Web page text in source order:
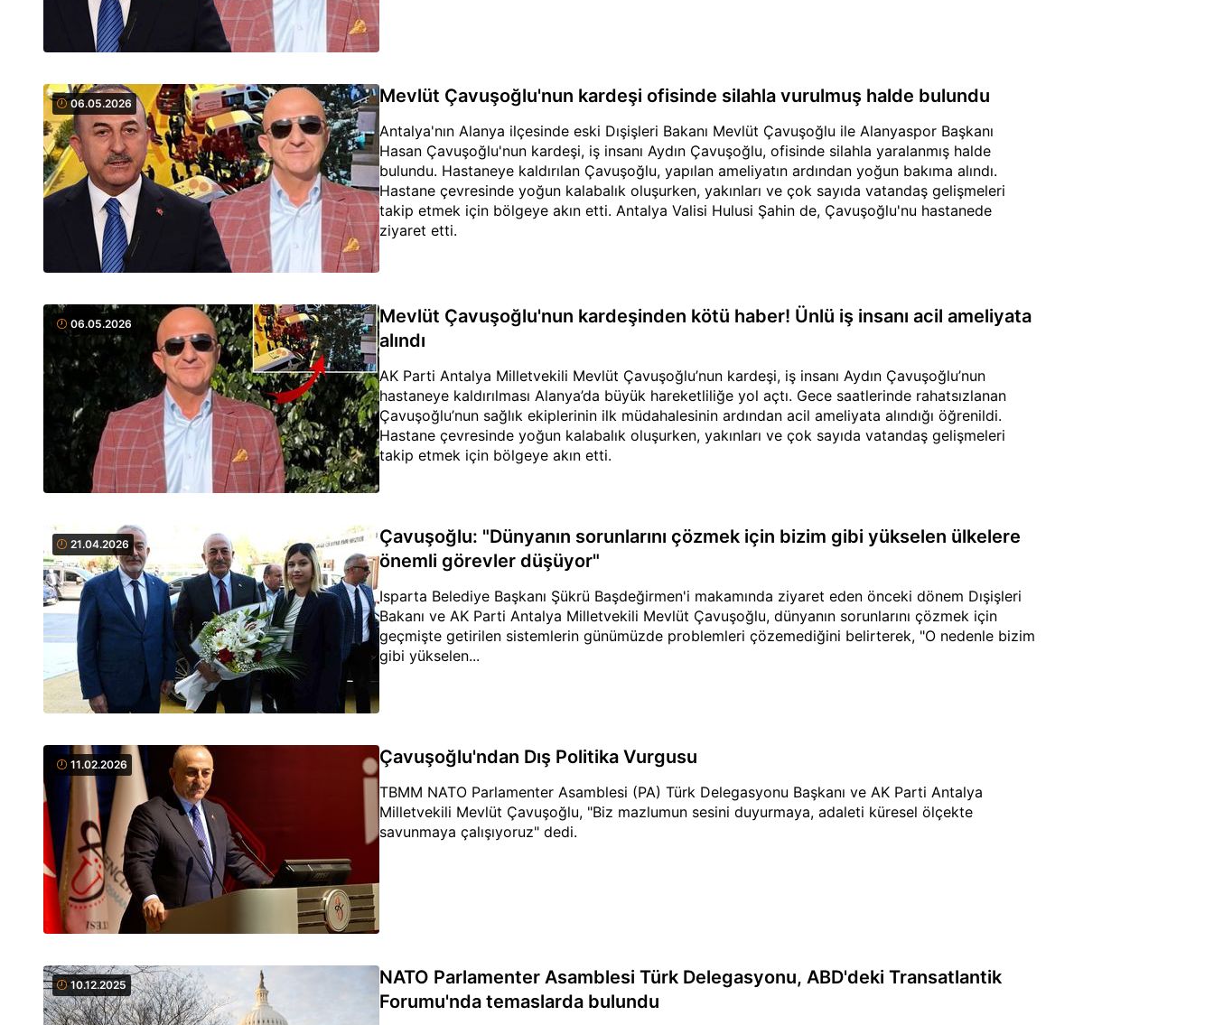
06.05.2026 Mevlüt Çavuşoğlu'nun kardeşi ofisinde silahla vurulmuş halde bulundu
Antalya'nın Alanya ilçesinde eski Dışişleri Bakanı Mevlüt Çavuşoğlu ile Alanyaspor Başkanı
Hasan Çavuşoğlu'nun kardeşi, iş insanı Aydın Çavuşoğlu, ofisinde silahla yaralanmış halde
bulundu. Hastaneye kaldırılan Çavuşoğlu, yapılan ameliyatın ardından yoğun bakıma alındı.
Hastane çevresinde yoğun kalabalık oluşurken, yakınları ve çok sayıda vatandaş gelişmeleri
takip etmek için bölgeye akın etti. Antalya Valisi Hulusi Şahin de, Çavuşoğlu'nu hastanede
ziyaret etti.
06.05.2026
Mevlüt Çavuşoğlu'nun kardeşinden kötü haber! Ünlü iş insanı acil ameliyata
alındı
AK Parti Antalya Milletvekili Mevlüt Çavuşoğlu’nun kardeşi, iş insanı Aydın Çavuşoğlu’nun
hastaneye kaldırılması Alanya’da büyük hareketliliğe yol açtı. Gece saatlerinde rahatsızlanan
Çavuşoğlu’nun sağlık ekiplerinin ilk müdahalesinin ardından acil ameliyata alındığı öğrenildi.
Hastane çevresinde yoğun kalabalık oluşurken, yakınları ve çok sayıda vatandaş gelişmeleri
takip etmek için bölgeye akın etti.
21.04.2026
Çavuşoğlu: "Dünyanın sorunlarını çözmek için bizim gibi yükselen ülkelere
önemli görevler düşüyor"
Isparta Belediye Başkanı Şükrü Başdeğirmen'i makamında ziyaret eden önceki dönem Dışişleri
Bakanı ve AK Parti Antalya Milletvekili Mevlüt Çavuşoğlu, dünyanın sorunlarını çözmek için
geçmişte getirilen sistemlerin günümüzde problemleri çözemediğini belirterek, "O nedenle bizim
gibi yükselen...
11.02.2026 Çavuşoğlu'ndan Dış Politika Vurgusu
TBMM NATO Parlamenter Asamblesi (PA) Türk Delegasyonu Başkanı ve AK Parti Antalya
Milletvekili Mevlüt Çavuşoğlu, "Biz mazlumun sesini duyurmaya, adaleti küresel ölçekte
savunmaya çalışıyoruz" dedi.
10.12.2025
NATO Parlamenter Asamblesi Türk Delegasyonu, ABD'deki Transatlantik
Forumu'nda temaslarda bulundu